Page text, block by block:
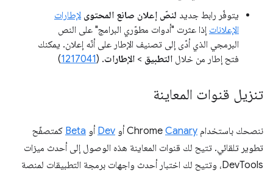
يتوفّر رابط جديد لنصّ إعلان صانع المحتوى لإطارات
الإعلانات إذا عثرت "أدوات مطوّري البرامج" على النص
البرمجي الذي أدّى إلى تصنيف الإطار على أنّه إعلان. يمكنك
فتح إطار من خلال التطبيق > الإطارات. (
1217041
)
تنزيل قنوات المعاينة
ننصحك باستخدام Chrome Canary أو Dev أو Beta كمتصفّح
تطوير تلقائي. تتيح لك قنوات المعاينة هذه الوصول إلى أحدث ميزات
DevTools، وتتيح لك اختبار أحدث واجهات برمجة التطبيقات لمنصة